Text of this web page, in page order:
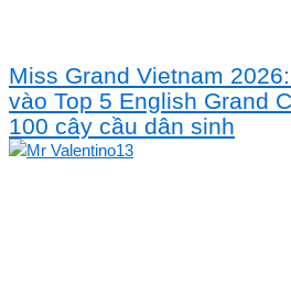
Miss Grand Vietnam
vào Top 5 English Grand
100 cây cầu dân sinh